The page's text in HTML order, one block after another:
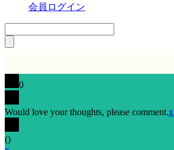
会員ログイン
0
Would love your thoughts, please comment.x
()